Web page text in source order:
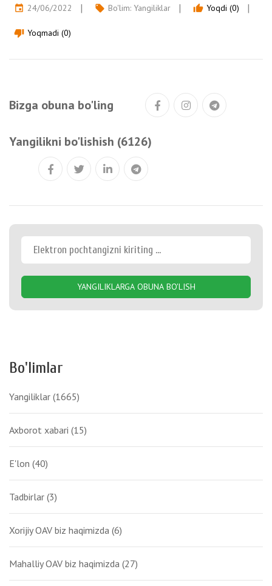
event 24/06/2022 local_offer Bo'lim: Yangiliklar thumb_up Yoqdi (0)
thumb_down Yoqmadi (0)
Bizga obuna bo'ling
Yangilikni bo'lishish (6126)
YANGILIKLARGA OBUNA BO'LISH
Bo'limlar
Yangiliklar (1665)
Axborot xabari (15)
E'lon (40)
Tadbirlar (3)
Xorijiy OAV biz haqimizda (6)
Mahalliy OAV biz haqimizda (27)